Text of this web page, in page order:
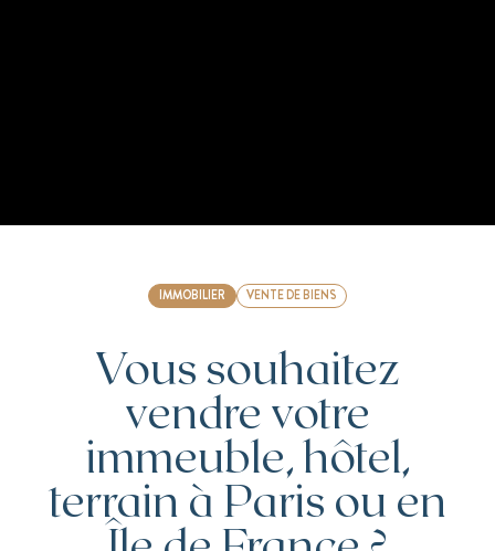
VENTE DE BIENS
IMMOBILIER
Vous souhaitez
vendre votre
immeuble, hôtel,
terrain à Paris ou en